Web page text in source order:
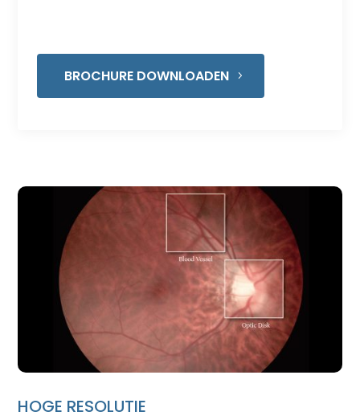
BROCHURE DOWNLOADEN
HOGE RESOLUTIE